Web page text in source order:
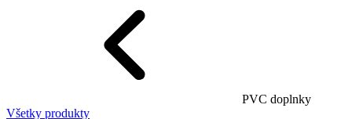
PVC doplnky
Všetky produkty